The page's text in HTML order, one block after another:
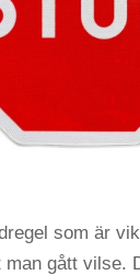
som är
man gått vilse.